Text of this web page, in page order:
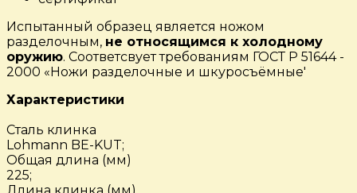
Испытанный образец является ножом
разделочным, не относящимся к холодному
оружию. Соответсвует требованиям ГОСТ Р 51644 -
2000 «Ножи разделочные и шкуросъёмные'
Характеристики
Сталь клинка
Lohmann BE-KUT;
Общая длина (мм)
225;